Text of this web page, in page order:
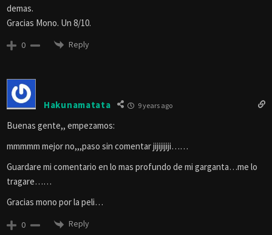
demas.
Gracias Mono. Un 8/10.
0 Reply
Hakunamatata 9 years ago
Buenas gente,, empezamos:
mmmmm mejor no,,,paso sin comentar jijijijiji……
Guardare mi comentario en lo mas profundo de mi garganta…me lo
tragare……
Gracias mono por la peli…
0 Reply